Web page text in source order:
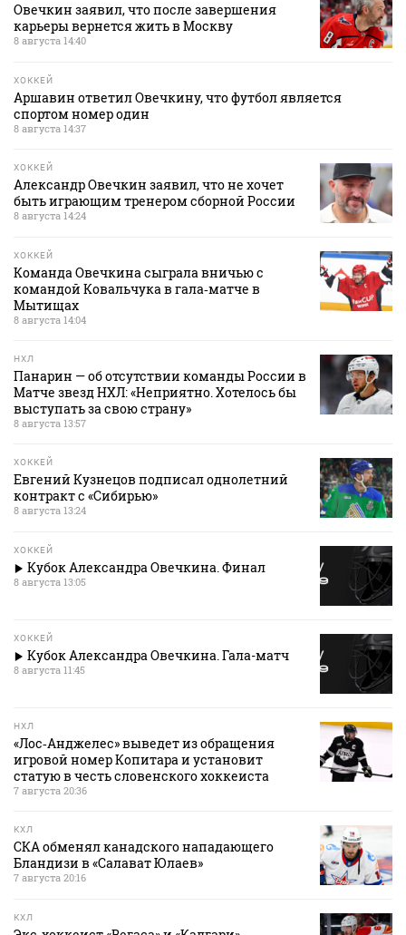
Овечкин заявил, что после завершения
карьеры вернется жить в Москву
8 августа 14:40
ХОККЕЙ
Аршавин ответил Овечкину, что футбол является
спортом номер один
8 августа 14:37
ХОККЕЙ
Александр Овечкин заявил, что не хочет
быть играющим тренером сборной России
8 августа 14:24
ХОККЕЙ
Команда Овечкина сыграла вничью с
командой Ковальчука в гала‑матче в
Мытищах
8 августа 14:04
НХЛ
Панарин — об отсутствии команды России в
Матче звезд НХЛ: «Неприятно. Хотелось бы
выступать за свою страну»
8 августа 13:57
ХОККЕЙ
Евгений Кузнецов подписал однолетний
контракт с «Сибирью»
8 августа 13:24
ХОККЕЙ
Кубок Александра Овечкина. Финал
8 августа 13:05
ХОККЕЙ
Кубок Александра Овечкина. Гала-матч
8 августа 11:45
НХЛ
«Лос‑Анджелес» выведет из обращения
игровой номер Копитара и установит
статую в честь словенского хоккеиста
7 августа 20:36
КХЛ
СКА обменял канадского нападающего
Бландизи в «Салават Юлаев»
7 августа 20:16
КХЛ